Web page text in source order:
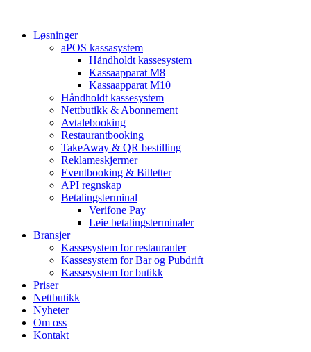
contentLøsninger
aPOS kassasystem
Håndholdt kassesystem
Kassaapparat M8
Kassaapparat M10
Håndholdt kassesystem
Nettbutikk & Abonnement
Avtale­booking
Restaurantbooking
TakeAway & QR bestilling
Reklameskjermer
Eventbooking & Billetter
API regnskap
Betalingsterminal
Verifone Pay
Leie betalingsterminaler
Bransjer
Kassesystem for restauranter
Kassesystem for Bar og Pubdrift
Kassesystem for butikk
Priser
Nettbutikk
Nyheter
Om oss
Kontakt